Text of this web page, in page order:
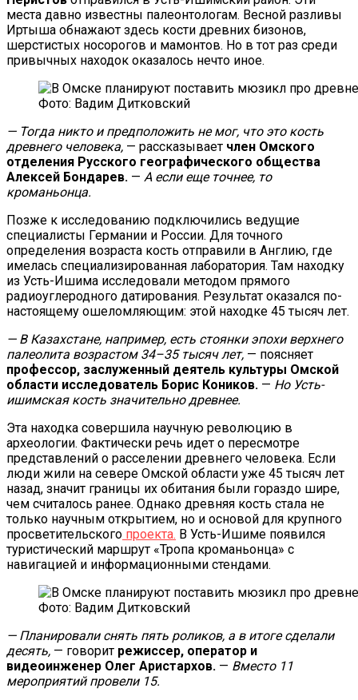
места давно известны палеонтологам. Весной разливы
Иртыша обнажают здесь кости древних бизонов,
шерстистых носорогов и мамонтов. Но в тот раз среди
привычных находок оказалось нечто иное.
Фото: Вадим Дитковский
— Тогда никто и предположить не мог, что это кость
древнего человека, — рассказывает член Омского
отделения Русского географического общества
Алексей Бондарев. — А если еще точнее, то
кроманьонца.
Позже к исследованию подключились ведущие
специалисты Германии и России. Для точного
определения возраста кость отправили в Англию, где
имелась специализированная лаборатория. Там находку
из Усть-Ишима исследовали методом прямого
радиоуглеродного датирования. Результат оказался по-
настоящему ошеломляющим: этой находке 45 тысяч лет.
— В Казахстане, например, есть стоянки эпохи верхнего
палеолита возрастом 34–35 тысяч лет, — поясняет
профессор, заслуженный деятель культуры Омской
области исследователь Борис Коников. — Но Усть-
ишимская кость значительно древнее.
Эта находка совершила научную революцию в
археологии. Фактически речь идет о пересмотре
представлений о расселении древнего человека. Если
люди жили на севере Омской области уже 45 тысяч лет
назад, значит границы их обитания были гораздо шире,
чем считалось ранее. Однако древняя кость стала не
только научным открытием, но и основой для крупного
просветительского проекта. В Усть-Ишиме появился
туристический маршрут «Тропа кроманьонца» с
навигацией и информационными стендами.
Фото: Вадим Дитковский
— Планировали снять пять роликов, а в итоге сделали
десять, — говорит режиссер, оператор и
видеоинженер Олег Аристархов. — Вместо 11
мероприятий провели 15.